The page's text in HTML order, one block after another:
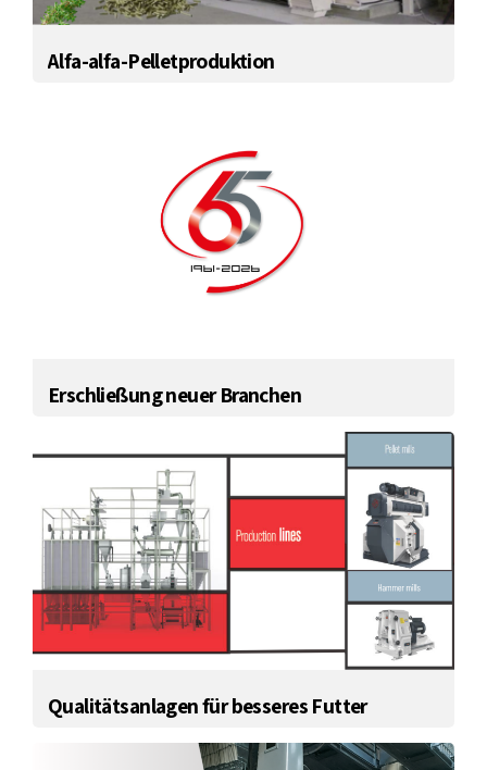
Alfa-alfa-Pelletproduktion
Erschließung neuer Branchen
Qualitätsanlagen für besseres Futter